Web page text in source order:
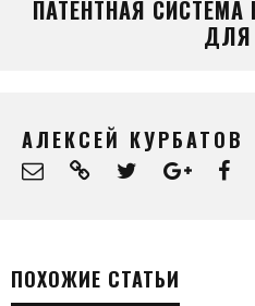
ПАТЕНТНАЯ
ДЛЯ
АЛЕКСЕЙ КУРБАТОВ
ПОХОЖИЕ СТАТЬИ